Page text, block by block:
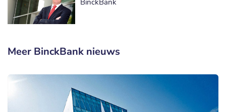
BinckBank
Meer BinckBank nieuws